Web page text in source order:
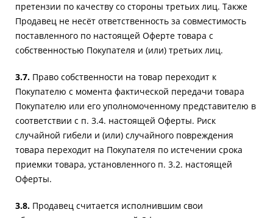
претензии по качеству со стороны третьих лиц. Также
Продавец не несёт ответственность за совместимость
поставленного по настоящей Оферте товара с
собственностью Покупателя и (или) третьих лиц.
3.7. Право собственности на товар переходит к
Покупателю с момента фактической передачи товара
Покупателю или его уполномоченному представителю в
соответствии с п. 3.4. настоящей Оферты. Риск
случайной гибели и (или) случайного повреждения
товара переходит на Покупателя по истечении срока
приемки товара, установленного п. 3.2. настоящей
Оферты.
3.8. Продавец считается исполнившим свои